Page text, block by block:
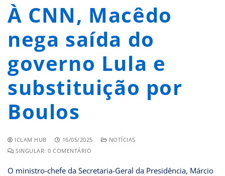
À CNN, Macêdo
nega saída do
governo Lula e
substituição por
Boulos
ICLAM HUB 16/05/2025
NOTÍCIAS
SINGULAR: 0 COMENTÁRIO
O ministro-chefe da Secretaria-Geral da Presidência, Márcio